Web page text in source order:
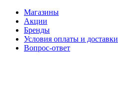
Магазины
Акции
Бренды
Условия оплаты и доставки
Вопрос-ответ